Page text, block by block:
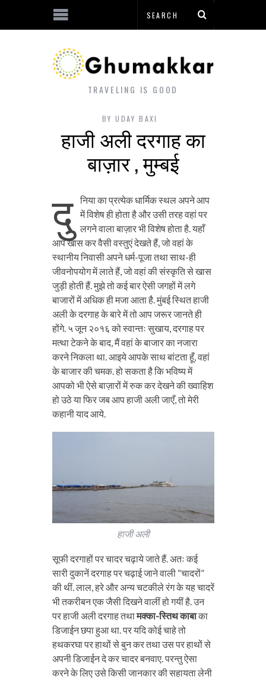
TRAVELING IS GOOD
BY UDAY BAXI
हाजी अली दरगाह का
बाज़ार , मुम्बई
दु
निया का प्रत्येक धार्मिक स्थल अपने आप
में विशेष ही होता है और उसी तरह वहां पर
लगने वाला बाज़ार भी विशेष होता है. यहाँ
आप खास कर वैसी वस्तुएं देखते हैं, जो वहां के
स्थानीय निवासी अपने धर्म-पूजा तथा साथ-ही
जीवनोपयोग में लाते हैं, जो वहां की संस्कृति से खास
जुड़ी होती हैं. मुझे तो कई बार ऐसी जगहों में लगे
बाजारों में अधिक ही मजा आता है. मुंबई स्थित हाजी
अली के दरगाह के बारे में तो आप जरूर जानते ही
होंगे. ५ जून २०१६ को स्वान्तः सुखाय, दरगाह पर
मत्था टेकने के बाद, मैं वहां के बाजार का नजारा
करने निकला था. आइये आपके साथ बांटता हूँ, वहां
के बाजार की चमक. हो सकता है कि भविष्य में
आपको भी ऐसे बाज़ारों में रुक कर देखने की ख्वाहिश
हो उठे या फिर जब आप हाजी अली जाएँ, तो मेरी
कहानी याद आये.
हाजी अली
सूफी दरगाहों पर चादर चढ़ाये जाते हैं. अतः कई
सारी दुकानें दरगाह पर चढ़ाई जाने वाली “चादरों”
की थीं. लाल, हरे और अन्य चटकीले रंग के यह चादरें
भी तकरीबन एक जैसी दिखने वालीं हो गयीं है. उन
पर हाजी अली दरगाह तथामक्का-स्तिथ काबाका
डिजाईन छपा हुआ था. पर यदि कोई चाहे तो
हथकरघा पर हाथों से बुन कर तथा उस पर हाथों से
अपनी डिजाईन दे कर चादर बनवाए. परन्तु ऐसा
करने के लिए उसे किसी जानकार की सहायता लेनी